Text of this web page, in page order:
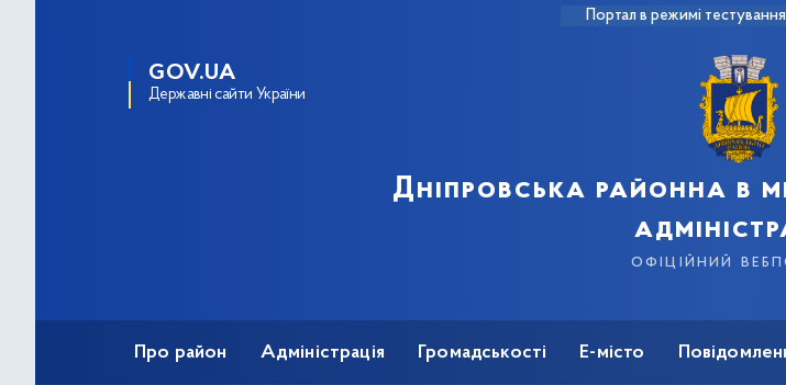
Портал в режимі
GOV.UA
Державні сайти України
Дніпровська районна в
офіційний
Про район Адміністрація Громадськості Е-місто